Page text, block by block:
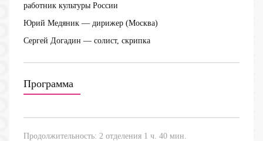
работник культуры России
Юрий Медяник — дирижер (Москва)
Сергей Догадин — солист, скрипка
Программа
Продолжительность: 2 отделения 1 ч. 40 мин.